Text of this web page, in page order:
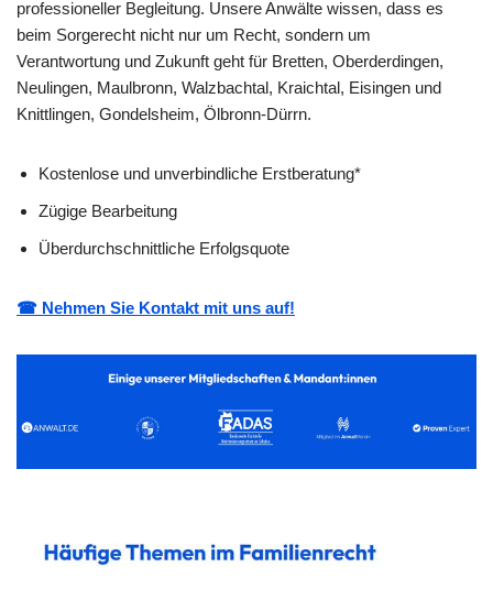
professioneller Begleitung. Unsere Anwälte wissen, dass es
beim Sorgerecht nicht nur um Recht, sondern um
Verantwortung und Zukunft geht für Bretten, Oberderdingen,
Neulingen, Maulbronn, Walzbachtal, Kraichtal, Eisingen und
Knittlingen, Gondelsheim, Ölbronn-Dürrn.
Kostenlose und unverbindliche Erstberatung*
Zügige Bearbeitung
Überdurchschnittliche Erfolgsquote
☎ Nehmen Sie Kontakt mit uns auf!